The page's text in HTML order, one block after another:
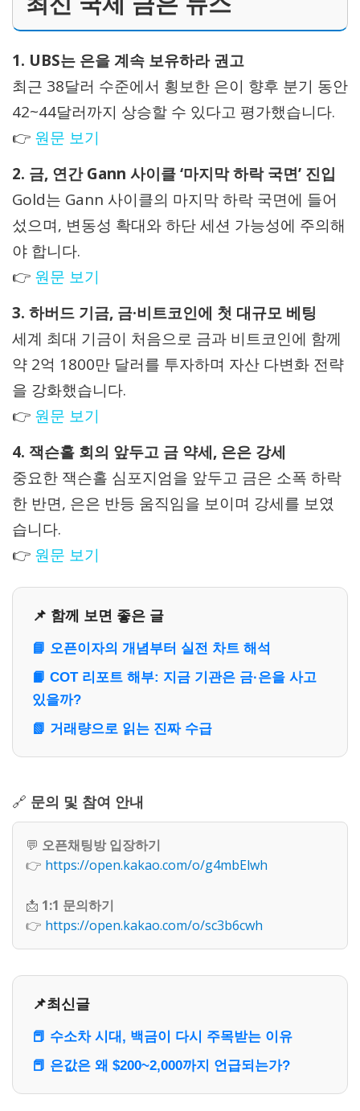
1. UBS는 은을 계속 보유하라 권고
최근 38달러 수준에서 횡보한 은이 향후 분기 동안
42~44달러까지 상승할 수 있다고 평가했습니다.
👉 원문 보기
2. 금, 연간 Gann 사이클 ‘마지막 하락 국면’ 진입
Gold는 Gann 사이클의 마지막 하락 국면에 들어
섰으며, 변동성 확대와 하단 세션 가능성에 주의해
야 합니다.
👉 원문 보기
3. 하버드 기금, 금·비트코인에 첫 대규모 베팅
세계 최대 기금이 처음으로 금과 비트코인에 함께
약 2억 1800만 달러를 투자하며 자산 다변화 전략
을 강화했습니다.
👉 원문 보기
4. 잭슨홀 회의 앞두고 금 약세, 은은 강세
중요한 잭슨홀 심포지엄을 앞두고 금은 소폭 하락
한 반면, 은은 반등 움직임을 보이며 강세를 보였
습니다.
👉 원문 보기
📌 함께 보면 좋은 글
📘 오픈이자의 개념부터 실전 차트 해석
📙 COT 리포트 해부: 지금 기관은 금·은을 사고
있을까?
📗 거래량으로 읽는 진짜 수급
🔗 문의 및 참여 안내
💬 오픈채팅방 입장하기
👉 https://open.kakao.com/o/g4mbElwh
📩 1:1 문의하기
👉 https://open.kakao.com/o/sc3b6cwh
📌최신글
📕 수소차 시대, 백금이 다시 주목받는 이유
📕 은값은 왜 $200~2,000까지 언급되는가?